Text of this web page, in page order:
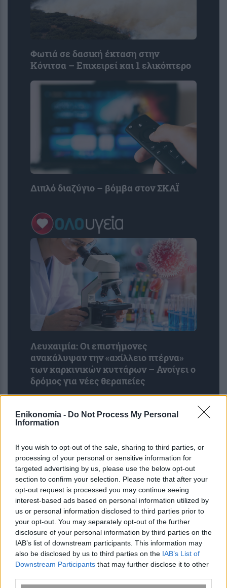
Enikonomia - Do Not Process My Personal
Information
If you wish to opt-out of the sale, sharing to third parties, or
processing of your personal or sensitive information for
targeted advertising by us, please use the below opt-out
section to confirm your selection. Please note that after your
opt-out request is processed you may continue seeing
interest-based ads based on personal information utilized by
us or personal information disclosed to third parties prior to
your opt-out. You may separately opt-out of the further
disclosure of your personal information by third parties on the
IAB’s list of downstream participants. This information may
also be disclosed by us to third parties on the IAB’s List of
Downstream Participants that may further disclose it to other
Φωτιά σε δασική έκταση στην
Κόνιτσα – Επιχειρεί και 1 ελικόπτερο
Διπλό διαζύγιο – βόμβα στον ΣΚΑΪ
Λευχαιμία: Οι επιστήμονες
ανακάλυψαν την «αχίλλειο πτέρνα»
των καρκινικών κυττάρων – Ανοίγει ο
δρόμος για νέες θεραπείες
Το ύπουλο σύμπτωμα του
εμφράγματος που πολλοί νομίζουν ότι
είναι ακίνδυνο – Το εμφανίζουν
κυρίως οι γυναίκες